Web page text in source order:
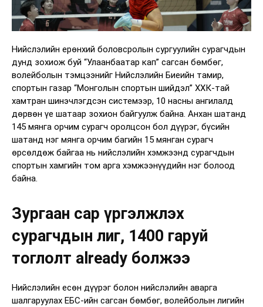
Нийслэлийн ерөнхий боловсролын сургуулийн сурагчдын
дунд зохиож буй “Улаанбаатар кап” сагсан бөмбөг,
волейболын тэмцээнийг Нийслэлийн Биеийн тамир,
спортын газар “Монголын спортын шийдэл” ХХК-тай
хамтран шинэчлэгдсэн системээр, 10 насны ангилалд
дөрвөн үе шатаар зохион байгуулж байна. Анхан шатанд
145 мянга орчим сурагч оролцсон бол дүүрэг, бүсийн
шатанд нэг мянга орчим багийн 15 мянган сурагч
өрсөлдөж байгаа нь нийслэлийн хэмжээнд сурагчдын
спортын хамгийн том арга хэмжээнүүдийн нэг болоод
байна.
Зургаан сар үргэлжлэх
сурагчдын лиг, 1400 гаруй
тоглолт already болжээ
Нийслэлийн есөн дүүрэг болон нийслэлийн аварга
шалгаруулах ЕБС-ийн сагсан бөмбөг, волейболын лигийн